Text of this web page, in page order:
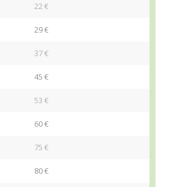
22 €
29 €
37 €
45 €
53 €
60 €
75 €
80 €